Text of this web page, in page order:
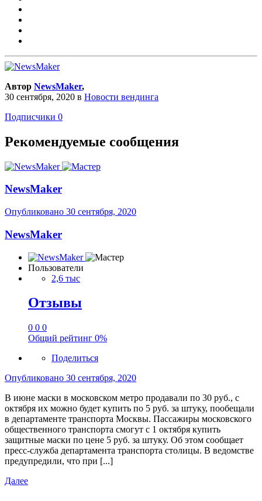
Автор NewsMaker,
30 сентября, 2020 в Новости вендинга
Подписчики 0
Рекомендуемые сообщения
NewsMaker
Опубликовано 30 сентября, 2020
NewsMaker
Пользователи
2,6 тыс
Отзывы
0 0 0
Общий рейтинг 0%
Поделиться
Опубликовано 30 сентября, 2020
В июне маски в московском метро продавали по 30 руб., с
октября их можно будет купить по 5 руб. за штуку, пообещали
в департаменте транспорта Москвы. Пассажиры московского
общественного транспорта смогут с 1 октября купить
защитные маски по цене 5 руб. за штуку. Об этом сообщает
пресс-служба департамента транспорта столицы. В ведомстве
предупредили, что при [...]
Далее